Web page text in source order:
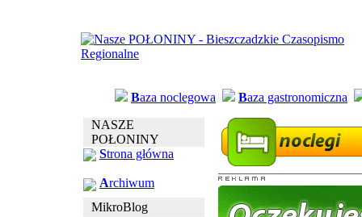
Baza noclegowa Baza gastronomiczna
NASZE
POŁONINY
Strona główna
Archiwum
MikroBlog